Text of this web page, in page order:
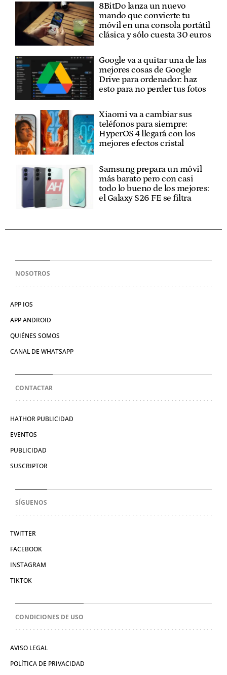
8BitDo lanza un nuevo
mando que convierte tu
móvil en una consola portátil
clásica y sólo cuesta 30 euros
Google va a quitar una de las
mejores cosas de Google
Drive para ordenador: haz
esto para no perder tus fotos
Xiaomi va a cambiar sus
teléfonos para siempre:
HyperOS 4 llegará con los
mejores efectos cristal
Samsung prepara un móvil
más barato pero con casi
todo lo bueno de los mejores:
el Galaxy S26 FE se filtra
NOSOTROS
APP IOS
APP ANDROID
QUIÉNES SOMOS
CANAL DE WHATSAPP
CONTACTAR
HATHOR PUBLICIDAD
EVENTOS
PUBLICIDAD
SUSCRIPTOR
SÍGUENOS
TWITTER
FACEBOOK
INSTAGRAM
TIKTOK
CONDICIONES DE USO
AVISO LEGAL
POLÍTICA DE PRIVACIDAD